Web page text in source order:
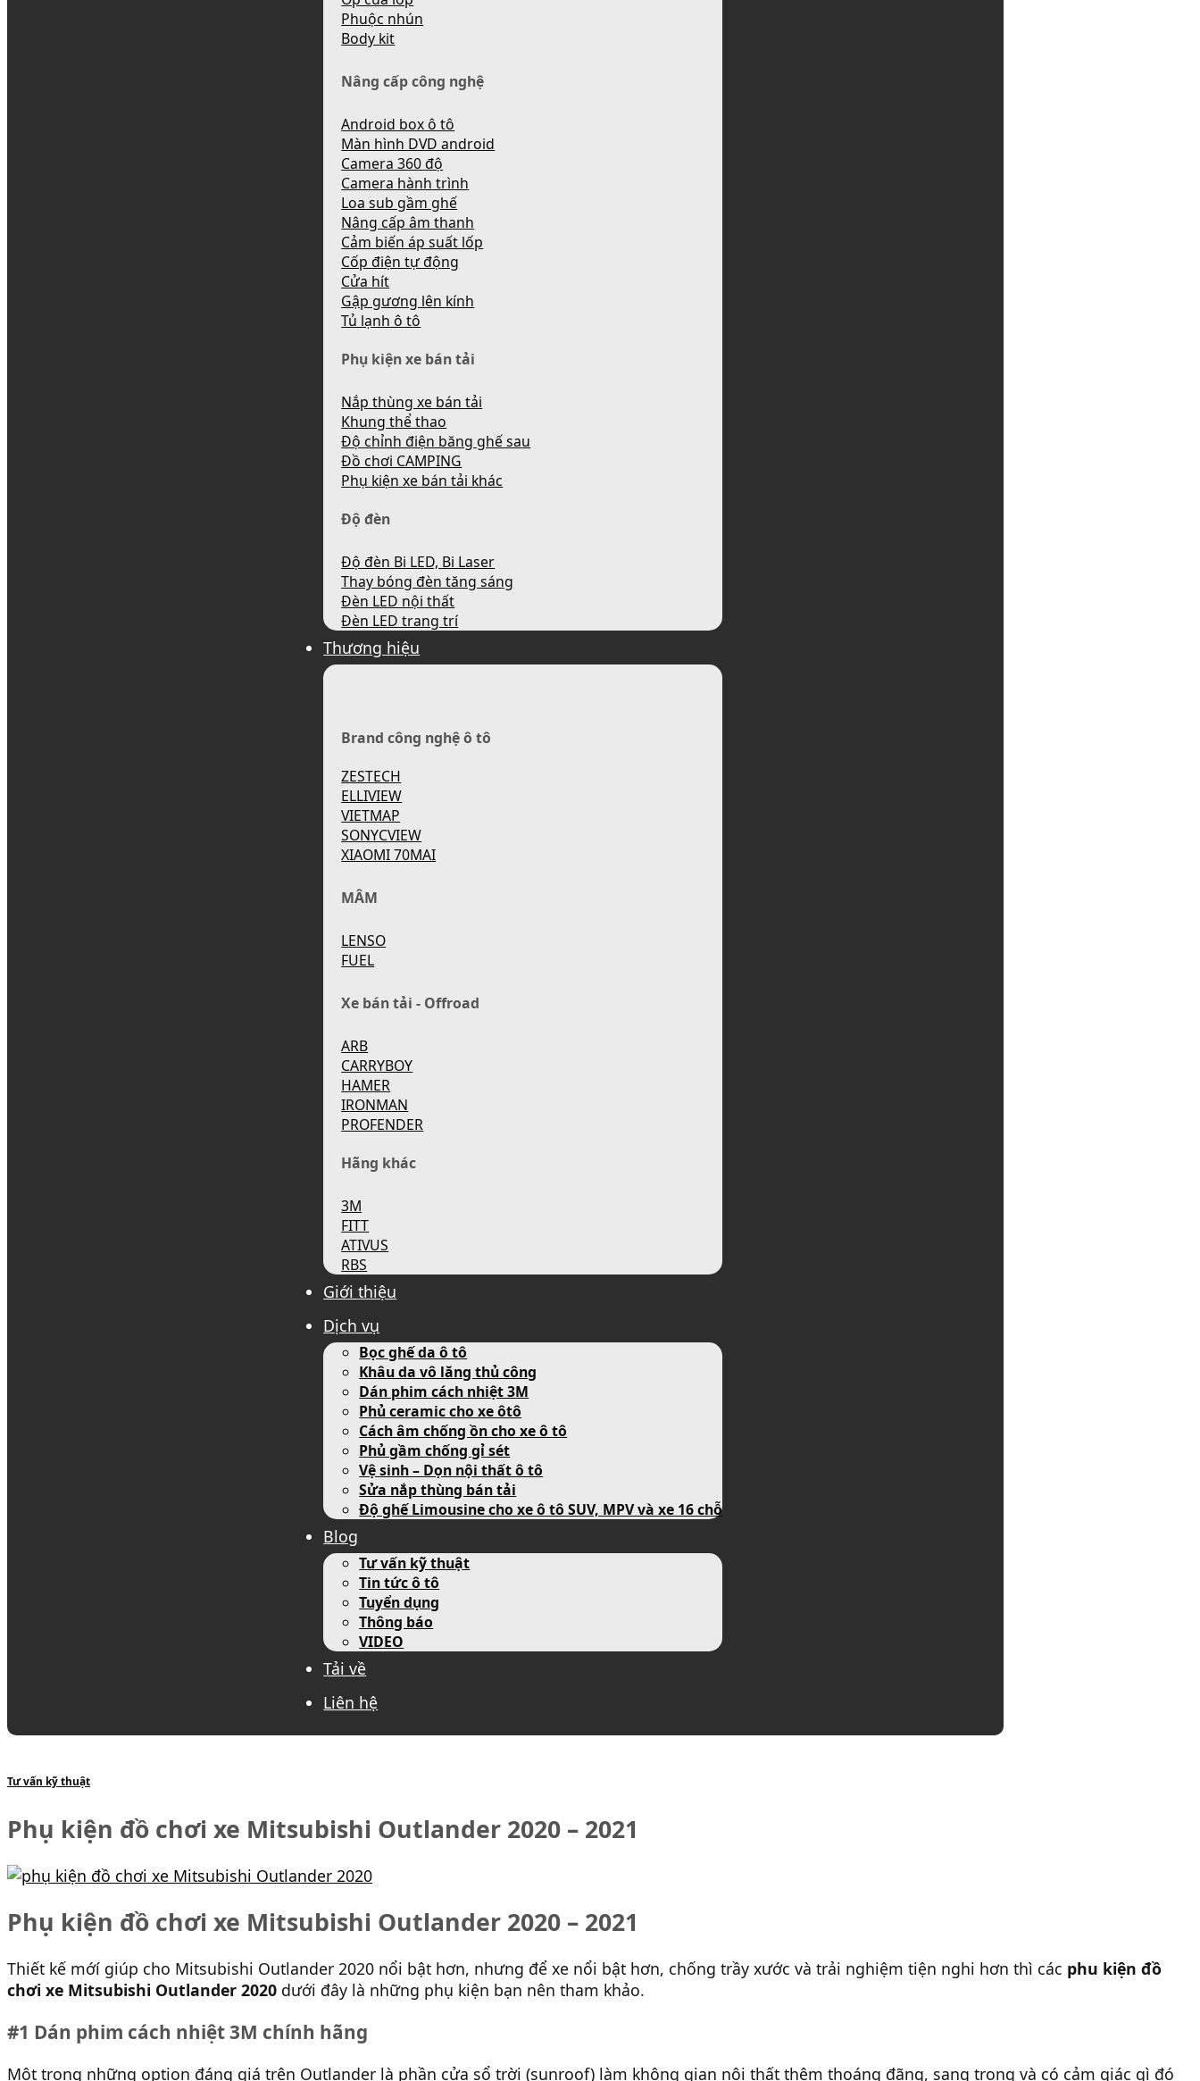
Phuộc nhún
Body kit
Nâng cấp công nghệ
Android box ô tô
Màn hình DVD android
Camera 360 độ
Camera hành trình
Loa sub gầm ghế
Nâng cấp âm thanh
Cảm biến áp suất lốp
Cốp điện tự động
Cửa hít
Gập gương lên kính
Tủ lạnh ô tô
Phụ kiện xe bán tải
Nắp thùng xe bán tải
Khung thể thao
Độ chỉnh điện băng ghế sau
Đồ chơi CAMPING
Phụ kiện xe bán tải khác
Độ đèn
Độ đèn Bi LED, Bi Laser
Thay bóng đèn tăng sáng
Đèn LED nội thất
Đèn LED trang trí
Thương hiệu
Brand công nghệ ô tô
ZESTECH
ELLIVIEW
VIETMAP
SONYCVIEW
XIAOMI 70MAI
MÂM
LENSO
FUEL
Xe bán tải - Offroad
ARB
CARRYBOY
HAMER
IRONMAN
PROFENDER
Hãng khác
3M
FITT
ATIVUS
RBS
Giới thiệu
Dịch vụ
Bọc ghế da ô tô
Khâu da vô lăng thủ công
Dán phim cách nhiệt 3M
Phủ ceramic cho xe ôtô
Cách âm chống ồn cho xe ô tô
Phủ gầm chống gỉ sét
Vệ sinh – Dọn nội thất ô tô
Sửa nắp thùng bán tải
Độ ghế Limousine cho xe ô tô SUV, MPV và xe 16 chỗ
Blog
Tư vấn kỹ thuật
Tin tức ô tô
Tuyển dụng
Thông báo
VIDEO
Tải về
Liên hệ
Tư vấn kỹ thuật
Phụ kiện đồ chơi xe Mitsubishi Outlander 2020 – 2021
Phụ kiện đồ chơi xe Mitsubishi Outlander 2020 – 2021
Thiết kế mớí giúp cho Mitsubishi Outlander 2020 nổi bật hơn, nhưng để xe nổi bật hơn, chống trầy xước và trải nghiệm tiện nghi hơn thì các phu kiện đồ
chơi xe Mitsubishi Outlander 2020 dưới đây là những phụ kiện bạn nên tham khảo.
#1 Dán phim cách nhiệt 3M chính hãng
Một trong những option đáng giá trên Outlander là phần cửa sổ trời (sunroof) làm không gian nội thất thêm thoáng đãng, sang trọng và có cảm giác gì đó